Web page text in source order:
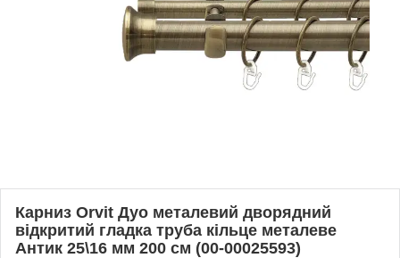
Карниз Orvit Дуо металевий дворядний
відкритий гладка труба кільце металеве
Антик 25\16 мм 200 см (00-00025593)